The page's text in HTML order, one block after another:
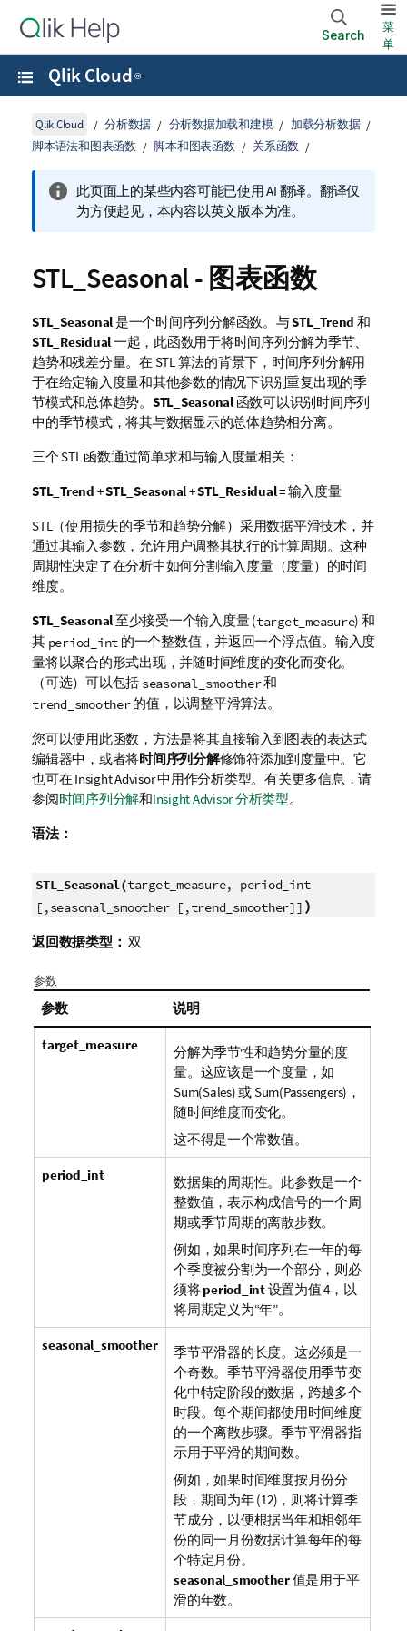
Search
菜
单
Qlik Cloud ®
Qlik Cloud 分析数据 分析数据加载和建模
加载分析数据
脚本语法和图表函数
脚本和图表函数 关系函数
此页面上的某些内容可能已使用 AI 翻译。翻译仅
为方便起见，本内容以英文版本为准。
STL_Seasonal - 图表函数
STL_Seasonal是一个时间序列分解函数。与STL_Trend 和
STL_Residual一起，此函数用于将时间序列分解为季节、
趋势和残差分量。在 STL 算法的背景下，时间序列分解用
于在给定输入度量和其他参数的情况下识别重复出现的季
节模式和总体趋势。 STL_Seasonal函数可以识别时间序列
中的季节模式，将其与数据显示的总体趋势相分离。
三个 STL 函数通过简单求和与输入度量相关：
STL_Trend +STL_Seasonal+STL_Residual= 输入度量
STL（使用损失的季节和趋势分解）采用数据平滑技术，并
通过其输入参数，允许用户调整其执行的计算周期。这种
周期性决定了在分析中如何分割输入度量（度量）的时间
维度。
STL_Seasonal至少接受一个输入度量 (target_measure) 和
其 period_int 的一个整数值，并返回一个浮点值。输入度
量将以聚合的形式出现，并随时间维度的变化而变化。
（可选）可以包括 seasonal_smoother和
trend_smoother的值，以调整平滑算法。
您可以使用此函数，方法是将其直接输入到图表的表达式
编辑器中，或者将时间序列分解修饰符添加到度量中。它
也可在 Insight Advisor中用作分析类型。 有关更多信息，请
参阅时间序列分解和Insight Advisor 分析类型。
语法：
STL_Seasonal(target_measure, period_int
[,seasonal_smoother [,trend_smoother]] )
返回数据类型： 双
参数
参数 说明
target_measure
分解为季节性和趋势分量的度
量。这应该是一个度量，如
Sum(Sales) 或 Sum(Passengers)，
随时间维度而变化。
这不得是一个常数值。
period_int
数据集的周期性。此参数是一个
整数值，表示构成信号的一个周
期或季节周期的离散步数。
例如，如果时间序列在一年的每
个季度被分割为一个部分，则必
须将period_int设置为值 4，以
将周期定义为“年”。
seasonal_smoother
季节平滑器的长度。这必须是一
个奇数。季节平滑器使用季节变
化中特定阶段的数据，跨越多个
时段。每个期间都使用时间维度
的一个离散步骤。季节平滑器指
示用于平滑的期间数。
例如，如果时间维度按月份分
段，期间为年 (12)，则将计算季
节成分，以便根据当年和相邻年
份的同一月份数据计算每年的每
个特定月份。
seasonal_smoother值是用于平
滑的年数。